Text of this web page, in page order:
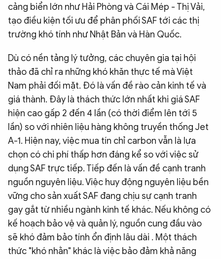
cảng biển lớn như Hải Phòng và Cái Mép - Thị Vải,
tạo điều kiện tối ưu để phân phối SAF tới các thị
trường khó tính như Nhật Bản và Hàn Quốc.
Dù có nền tảng lý tưởng, các chuyên gia tại hội
thảo đã chỉ ra những khó khăn thực tế mà Việt
Nam phải đối mặt. Đó là vấn đề rào cản kinh tế và
giá thành. Đây là thách thức lớn nhất khi giá SAF
hiện cao gấp 2 đến 4 lần (có thời điểm lên tới 5
lần) so với nhiên liệu hàng không truyền thống Jet
A-1. Hiện nay, việc mua tín chỉ carbon vẫn là lựa
chọn có chi phí thấp hơn đáng kể so với việc sử
dụng SAF trực tiếp. Tiếp đến là vấn đề cạnh tranh
nguồn nguyên liệu. Việc huy động nguyên liệu bền
vững cho sản xuất SAF đang chịu sự cạnh tranh
gay gắt từ nhiều ngành kinh tế khác. Nếu không có
kế hoạch bảo vệ và quản lý, nguồn cung đầu vào
sẽ khó đảm bảo tính ổn định lâu dài . Một thách
thức "khó nhằn" khác là việc bảo đảm khả năng